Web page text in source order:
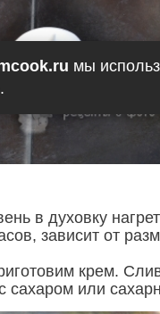
мы
.
в духовку
зависит от
крем.
сахаром или